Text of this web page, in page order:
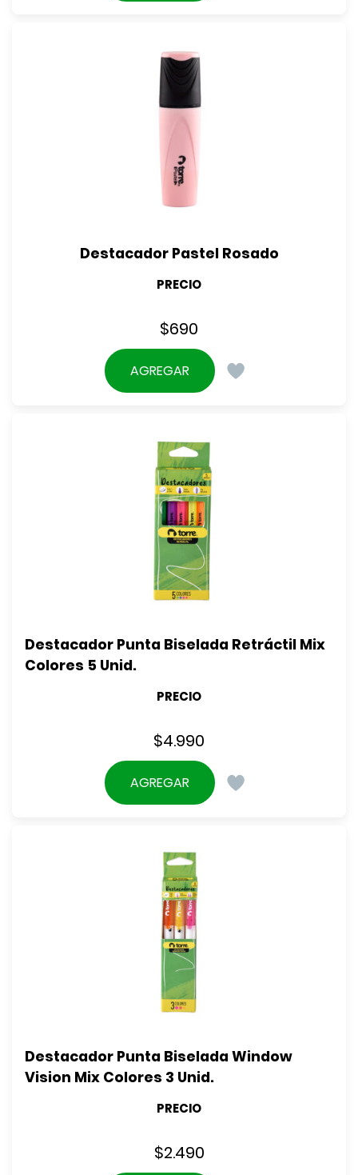
Destacador Pastel Rosado
PRECIO
$690
AGREGAR
Destacador Punta Biselada Retráctil Mix
Colores 5 Unid.
PRECIO
$4.990
AGREGAR
Destacador Punta Biselada Window
Vision Mix Colores 3 Unid.
PRECIO
$2.490